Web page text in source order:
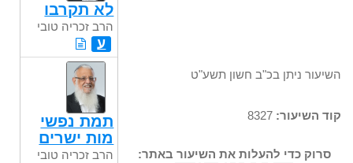
השיעור ניתן בכ"ב חשון תשע"ט
קוד השיעור:
סרוק כדי להעלות את השיעור באתר:
לא תקרבו
הרב זכריה טובי
ע
תמת נפשי
מות ישרים
הרב זכריה טובי